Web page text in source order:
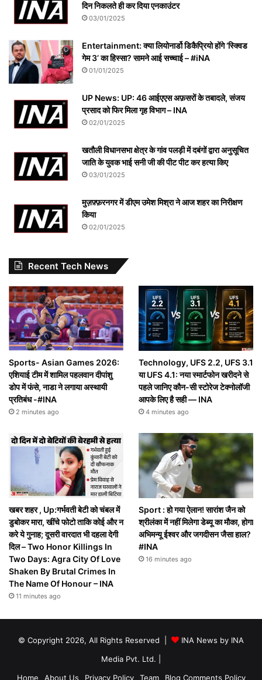
दिन निकलते ही कर दिया एनकाउंटर
03/01/2025
Entertainment: क्या लियोनार्डो डिकैप्रियो होंगे ‘स्क्विड
गेम 3’ का हिस्सा? सामने आई सच्चाई – #iNA
01/01/2025
UP News: UP: 46 आईएएस अफ़सरों के तबादले, संजय
प्रसाद को फिर मिला गृह विभाग – INA
02/01/2025
खतौली विधानसभा क्षेत्र के गांव पलड़ी में दबंगों द्वारा अनुसूचित
जाति के युवक भाई सनी जी की पीट पीट कर हत्या किए
03/01/2025
मुज़फ़्फ़रनगर में डीएम उमेश मिश्रा ने आज शहर का निरीक्षण
किया
02/01/2025
Recent Tech News
Sports- Asian Games 2026:
एशियाई टीम में शामिल पहलवान दीपांशु
डोप में फंसे, नाडा ने लगाया अस्थायी
प्रतिबंध -#INA
2 minutes ago
Technology, UFS 2.2, UFS 3.1
या UFS 4.1: नया स्मार्टफोन खरीदने से
पहले जानिए कौन-सी स्टोरेज टेक्नोलॉजी
आपके लिए है सही — INA
4 minutes ago
खबर शहर , Up:गर्भवती बेटी को चंबल में
डुबोकर मारा, खींचे फोटो ताकि कोई और न
करे ये गुनाह; दूसरी वारदात भी दहला देगी
दिल – Two Honor Killings In
Two Days: Agra City Of Love
Shaken By Brutal Crimes In
The Name Of Honour – INA
11 minutes ago
Sport : हो गया ऐलान! सारांश जैन को
श्रीलंका में नहीं मिलेगा डेब्यू का मौका, होगा
अभिमन्यू ईश्वर और जगदीसन जैसा हाल?
#INA
16 minutes ago
© Copyright 2026, All Rights Reserved |
INA News by INA
Media Pvt. Ltd.
Home
About Us Privacy Policy Team Blog Comments Policy